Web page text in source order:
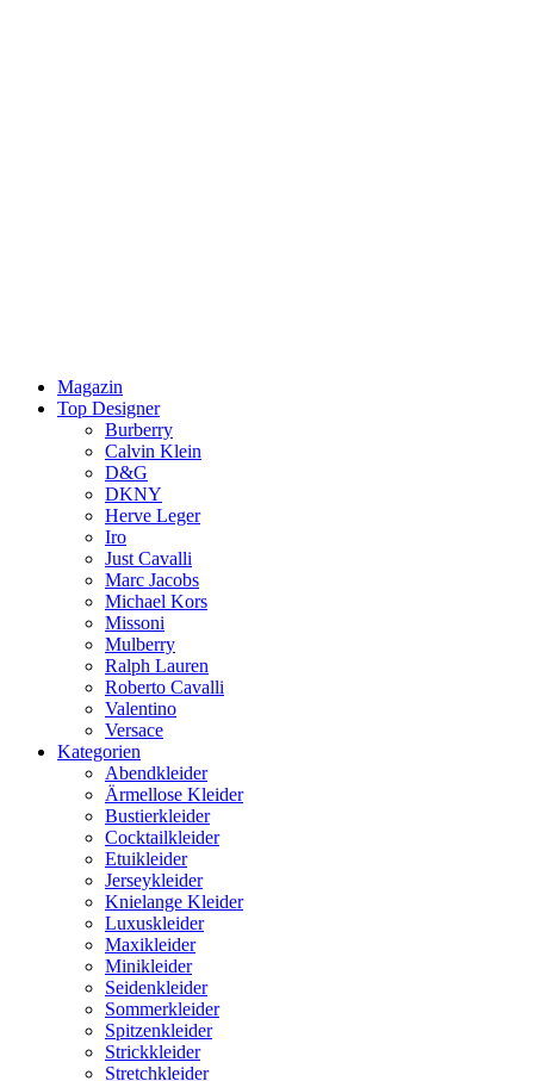
Magazin
Top Designer
Burberry
Calvin Klein
D&G
DKNY
Herve Leger
Iro
Just Cavalli
Marc Jacobs
Michael Kors
Missoni
Mulberry
Ralph Lauren
Roberto Cavalli
Valentino
Versace
Kategorien
Abendkleider
Ärmellose Kleider
Bustierkleider
Cocktailkleider
Etuikleider
Jerseykleider
Knielange Kleider
Luxuskleider
Maxikleider
Minikleider
Seidenkleider
Sommerkleider
Spitzenkleider
Strickkleider
Stretchkleider